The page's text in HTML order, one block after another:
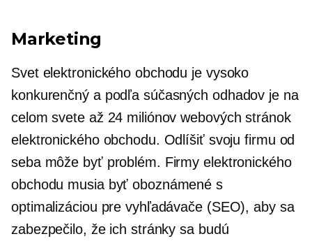
Marketing
Svet elektronického obchodu je vysoko
konkurenčný a podľa súčasných odhadov je na
celom svete až 24 miliónov webových stránok
elektronického obchodu. Odlíšiť svoju firmu od
seba môže byť problém. Firmy elektronického
obchodu musia byť oboznámené s
optimalizáciou pre vyhľadávače (SEO), aby sa
zabezpečilo, že ich stránky sa budú